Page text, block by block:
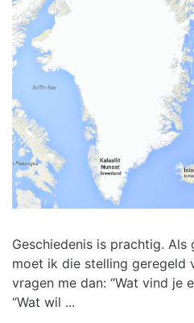
Geschiedenis is prachtig. Als
moet ik die stelling geregeld
vragen me dan: “Wat vind je
“Wat wil ...